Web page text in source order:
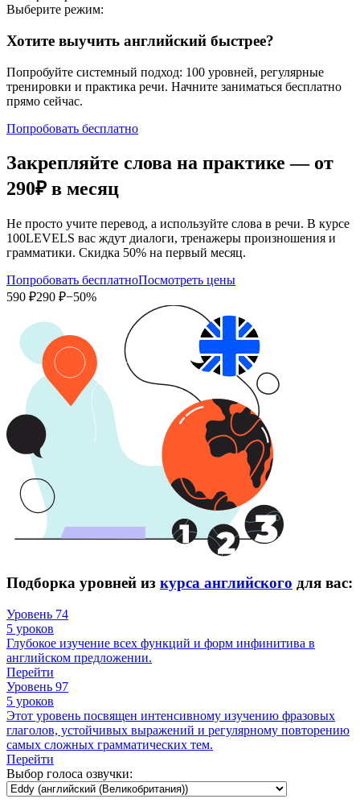
Выберите режим:
Хотите выучить английский быстрее?
Попробуйте системный подход: 100 уровней, регулярные
тренировки и практика речи. Начните заниматься бесплатно
прямо сейчас.
Попробовать бесплатно
Закрепляйте слова на практике — от
290₽ в месяц
Не просто учите перевод, а используйте слова в речи. В курсе
100LEVELS вас ждут диалоги, тренажеры произношения и
грамматики. Скидка 50% на первый месяц.
Попробовать бесплатноПосмотреть цены
590 ₽290 ₽−50%
Подборка уровней из курса английского для вас:
Уровень 74
5 уроков
Глубокое изучение всех функций и форм инфинитива в
английском предложении.
Перейти
Уровень 97
5 уроков
Этот уровень посвящен интенсивному изучению фразовых
глаголов, устойчивых выражений и регулярному повторению
самых сложных грамматических тем.
Перейти
Выбор голоса озвучки: